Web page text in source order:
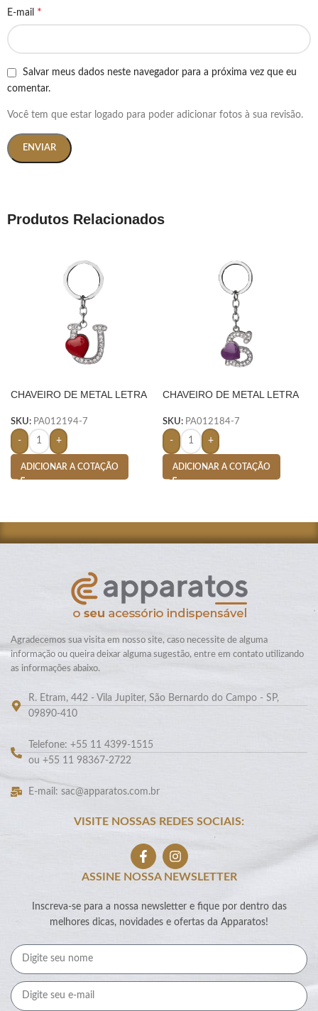
E-mail *
Salvar meus dados neste navegador para a próxima vez que eu
comentar.
Você tem que estar logado para poder adicionar fotos à sua revisão.
Produtos Relacionados
CHAVEIRO DE METAL LETRA
SKU: PA012194-7
- +
ADICIONAR A COTAÇÃO
CHAVEIRO DE METAL LETRA
SKU: PA012184-7
- +
ADICIONAR A COTAÇÃO
Agradecemos sua visita em nosso site, caso necessite de alguma
informação ou queira deixar alguma sugestão, entre em contato utilizando
as informações abaixo.
R. Etram, 442 - Vila Jupiter, São Bernardo do Campo - SP,
09890-410
Telefone: +55 11 4399-1515
ou +55 11 98367-2722
E-mail: sac@apparatos.com.br
VISITE NOSSAS REDES SOCIAIS:
ASSINE NOSSA NEWSLETTER
Inscreva-se para a nossa newsletter e fique por dentro das
melhores dicas, novidades e ofertas da Apparatos!